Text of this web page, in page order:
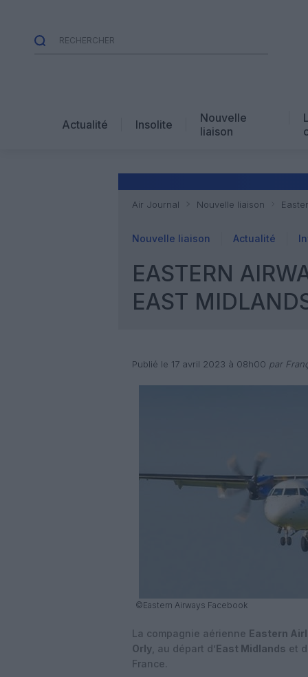
Actualité Insolite
Nouvelle
liaison
Air Journal Nouvelle liaison
Nouvelle liaison Actualité
EASTERN
EAST
Publié le 17 avril 2023 à 08h00 par
©Eastern Airways Facebook
La compagnie aérienne Eastern
Orly , au départ d’East Midlands et
France.